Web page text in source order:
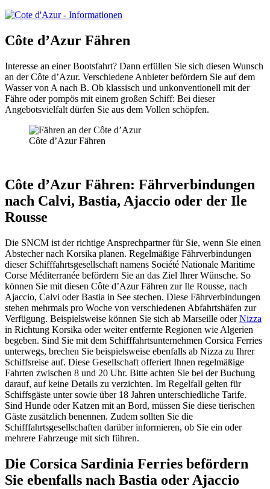
Côte d’Azur Fähren
Interesse an einer Bootsfahrt? Dann erfüllen Sie sich diesen Wunsch
an der Côte d’Azur. Verschiedene Anbieter befördern Sie auf dem
Wasser von A nach B. Ob klassisch und unkonventionell mit der
Fähre oder pompös mit einem großen Schiff: Bei dieser
Angebotsvielfalt dürfen Sie aus dem Vollen schöpfen.
Côte d’Azur Fähren
Côte d’Azur Fähren: Fährverbindungen
nach Calvi, Bastia, Ajaccio oder der Ile
Rousse
Die SNCM ist der richtige Ansprechpartner für Sie, wenn Sie einen
Abstecher nach Korsika planen. Regelmäßige Fährverbindungen
dieser Schifffahrtsgesellschaft namens Société Nationale Maritime
Corse Méditerranée befördern Sie an das Ziel Ihrer Wünsche. So
können Sie mit diesen Côte d’Azur Fähren zur Ile Rousse, nach
Ajaccio, Calvi oder Bastia in See stechen. Diese Fährverbindungen
stehen mehrmals pro Woche von verschiedenen Abfahrtshäfen zur
Verfügung. Beispielsweise können Sie sich ab Marseille oderNizza
in Richtung Korsika oder weiter entfernte Regionen wie Algerien
begeben. Sind Sie mit dem Schifffahrtsunternehmen Corsica Ferries
unterwegs, brechen Sie beispielsweise ebenfalls ab Nizza zu Ihrer
Schiffsreise auf. Diese Gesellschaft offeriert Ihnen regelmäßige
Fahrten zwischen 8 und 20 Uhr. Bitte achten Sie bei der Buchung
darauf, auf keine Details zu verzichten. Im Regelfall gelten für
Schiffsgäste unter sowie über 18 Jahren unterschiedliche Tarife.
Sind Hunde oder Katzen mit an Bord, müssen Sie diese tierischen
Gäste zusätzlich benennen. Zudem sollten Sie die
Schifffahrtsgesellschaften darüber informieren, ob Sie ein oder
mehrere Fahrzeuge mit sich führen.
Die Corsica Sardinia Ferries befördern
Sie ebenfalls nach Bastia oder Ajaccio